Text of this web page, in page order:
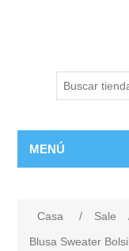
MENÚ
Casa / Sale
Blusa Sweater